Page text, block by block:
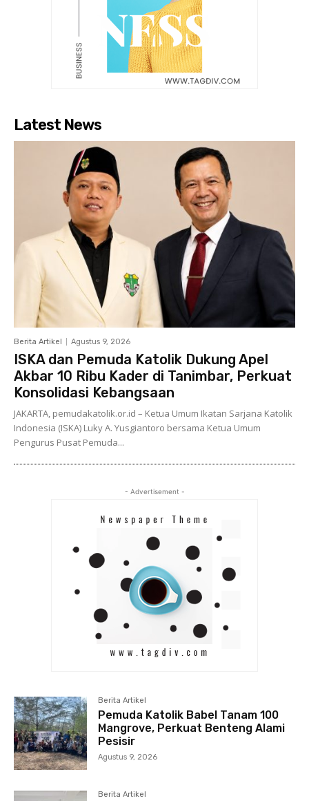
Latest News
Berita Artikel Agustus 9, 2026
ISKA dan Pemuda Katolik Dukung Apel
Akbar 10 Ribu Kader di Tanimbar, Perkuat
Konsolidasi Kebangsaan
JAKARTA, pemudakatolik.or.id – Ketua Umum Ikatan Sarjana Katolik
Indonesia (ISKA) Luky A. Yusgiantoro bersama Ketua Umum
Pengurus Pusat Pemuda...
- Advertisement -
Berita Artikel
Pemuda Katolik Babel Tanam 100
Mangrove, Perkuat Benteng Alami
Pesisir
Agustus 9, 2026
Berita Artikel